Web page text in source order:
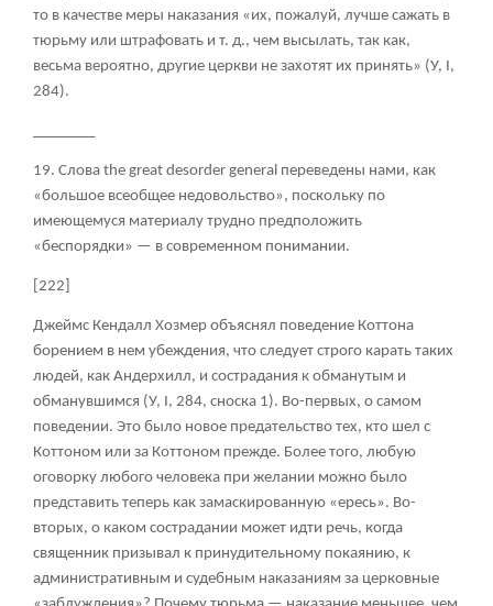
то в качестве меры наказания «их, пожалуй, лучше сажать в
тюрьму или штрафовать и т. д., чем высылать, так как,
весьма вероятно, другие церкви не захотят их принять» (У, I,
284).
19. Слова the great desorder general переведены нами, как
«большое всеобщее недовольство», поскольку по
имеющемуся материалу трудно предположить
«беспорядки» — в современном понимании.
[222]
Джеймс Кендалл Хозмер объяснял поведение Коттона
борением в нем убеждения, что следует строго карать таких
людей, как Андерхилл, и сострадания к обманутым и
обманувшимся (У, I, 284, сноска 1). Во-первых, о самом
поведении. Это было новое предательство тех, кто шел с
Коттоном или за Коттоном прежде. Более того, любую
оговорку любого человека при желании можно было
представить теперь как замаскированную «ересь». Во-
вторых, о каком сострадании может идти речь, когда
священник призывал к принудительному покаянию, к
административным и судебным наказаниям за церковные